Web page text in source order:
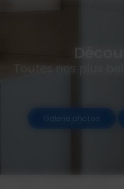
Toutes nos plus
Galerie photos